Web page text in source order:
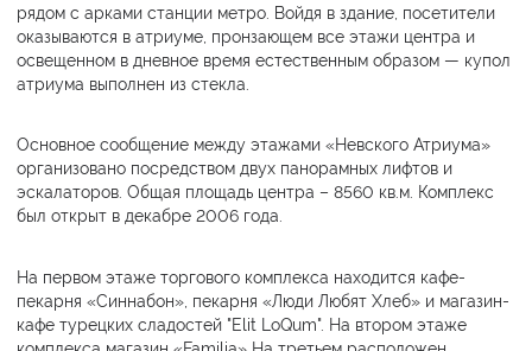
рядом с арками станции метро. Войдя в здание, посетители
оказываются в атриуме, пронзающем все этажи центра и
освещенном в дневное время естественным образом — купол
атриума выполнен из стекла.
Основное сообщение между этажами «Невского Атриума»
организовано посредством двух панорамных лифтов и
эскалаторов. Общая площадь центра – 8560 кв.м. Комплекс
был открыт в декабре 2006 года.
На первом этаже торгового комплекса находится кафе-
пекарня «Синнабон», пекарня «Люди Любят Хлеб» и магазин-
кафе турецких сладостей "Elit LoQum". На втором этаже